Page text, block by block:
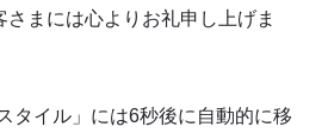
さまには心よりお礼申し上げま
タイル」には6秒後に自動的に移